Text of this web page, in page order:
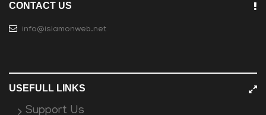
CONTACT US
info@islamonweb.net
USEFULL LINKS
Support Us